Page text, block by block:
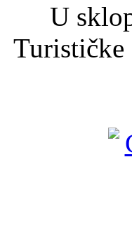
U
Turističke